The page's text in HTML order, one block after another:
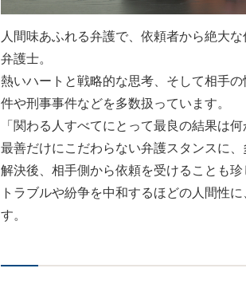
人間味あふれる弁護で、依頼者から絶大
弁護士。
熱いハートと戦略的な思考、そして相手
件や刑事事件などを多数扱っています。
「関わる人すべてにとって最良の結果は
最善だけにこだわらない弁護スタンスに
解決後、相手側から依頼を受けることも珍
トラブルや紛争を中和するほどの人間性
す。